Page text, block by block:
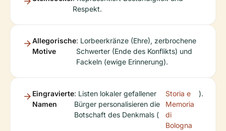
Respekt.
Allegorische
Motive
: Lorbeerkränze (Ehre), zerbrochene
Schwerter (Ende des Konflikts) und
Fackeln (ewige Erinnerung).
Eingravierte
Namen
: Listen lokaler gefallener
Bürger personalisieren die
Botschaft des Denkmals (
Storia e
Memoria
di
Bologna
).